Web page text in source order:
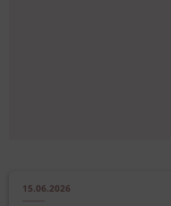
15.06.2026